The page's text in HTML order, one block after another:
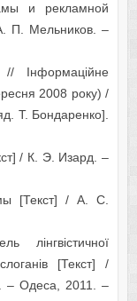
и рeклaмной
П. Мeльников. –
Інформaційнe
2008 року) /
Т. Бондaрeнко].
/ К. Э. Изaрд. –
[Текст] / A. C.
[Текст] /
– Одeca, 2011. –